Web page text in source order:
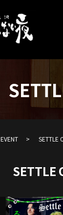
EVENT SETTLE
SETTLE